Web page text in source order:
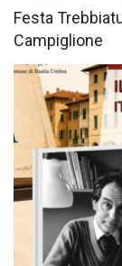
Festa
Campiglione